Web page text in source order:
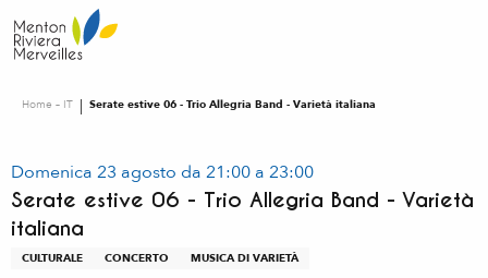
au
contenu
Home – IT Serate estive 06 - Trio Allegria Band - Varietà italiana
Domenica 23 agosto da 21:00 a 23:00
Serate estive 06 - Trio Allegria Band - Varietà
italiana
CULTURALE CONCERTO MUSICA DI VARIETÀ